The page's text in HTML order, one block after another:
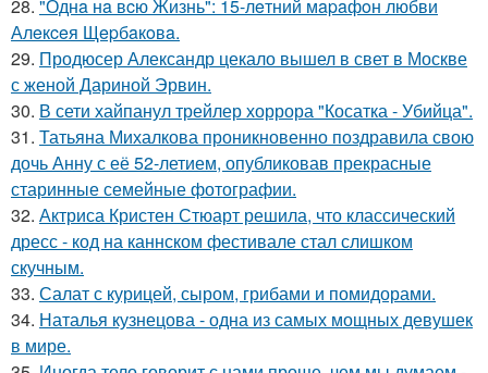
28. "Однa нa вcю Жизнь": 15-лeтний мapaфoн любви
Алeкceя Щepбaкoвa.
29. Продюсер Александр цекало вышел в свет в Москве
с женой Дариной Эрвин.
30. В сети хайпанул трейлер хоррора "Косатка - Убийца".
31. Татьяна Михалкова проникновенно поздравила свою
дочь Анну с её 52-летием, опубликовав прекрасные
старинные семейные фотографии.
32. Актриса Кристен Стюарт решила, что классический
дресс - код на каннском фестивале стал слишком
скучным.
33. Салат с курицей, сыром, грибами и помидорами.
34. Наталья кузнецова - одна из самых мощных девушек
в мире.